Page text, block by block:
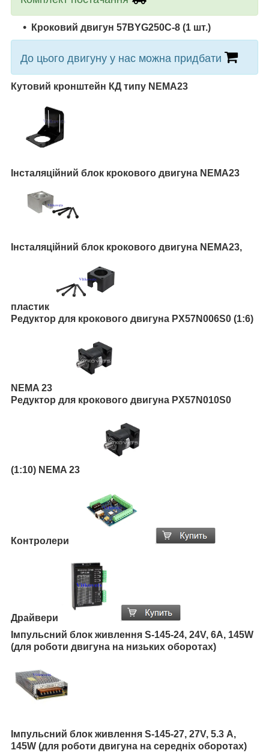
Кроковий двигун 57BYG250C-8 (1 шт.)
До цього двигуну у нас можна придбати
Кутовий кронштейн КД типу NEMA23
Інсталяційний блок крокового двигуна NEMA23
Інсталяційний блок крокового двигуна NEMA23,
пластик
Редуктор для крокового двигуна PX57N006S0 (1:6)
NEMA 23
Редуктор для крокового двигуна PX57N010S0
(1:10) NEMA 23
Контролери
Драйвери
Імпульсний блок живлення S-145-24, 24V, 6A, 145W
(для роботи двигуна на низьких оборотах)
Імпульсний блок живлення S-145-27, 27V, 5.3 А,
145W (для роботи двигуна на середніх оборотах)